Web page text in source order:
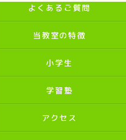
よくあるご質問
当教室の特徴
小学生
学習塾
アクセス